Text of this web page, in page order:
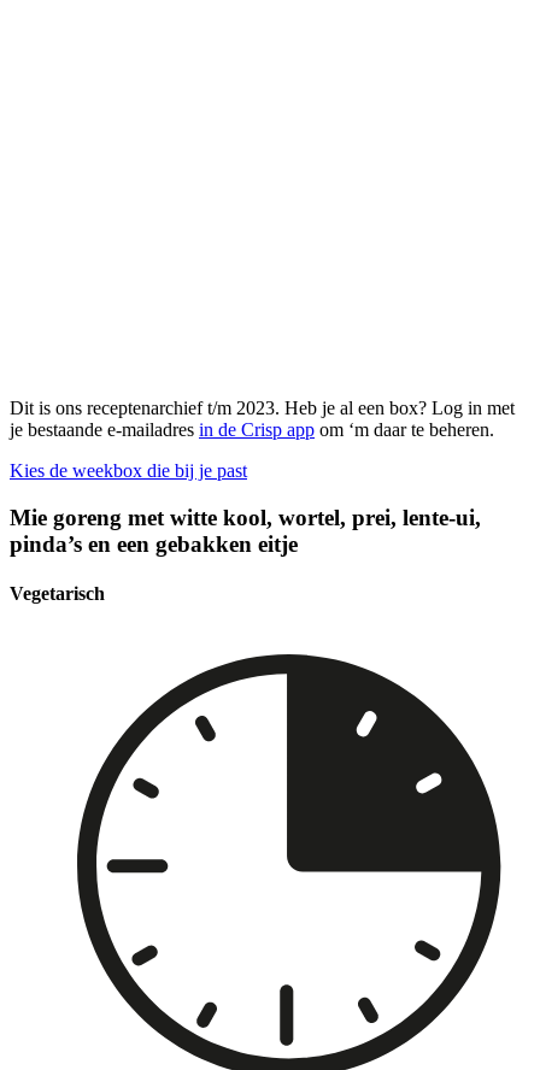
Dit is ons receptenarchief t/m 2023. Heb je al een box? Log in met
je bestaande e-mailadres in de Crisp app om ‘m daar te beheren.
Kies de weekbox die bij je past
Mie goreng met witte kool, wortel, prei, lente-ui,
pinda’s en een gebakken eitje
Vegetarisch